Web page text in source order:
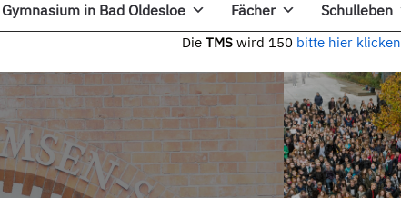
Gymnasium in Bad Oldesloe Fächer Schulleben
TMS wird 150 bitte hier klicken